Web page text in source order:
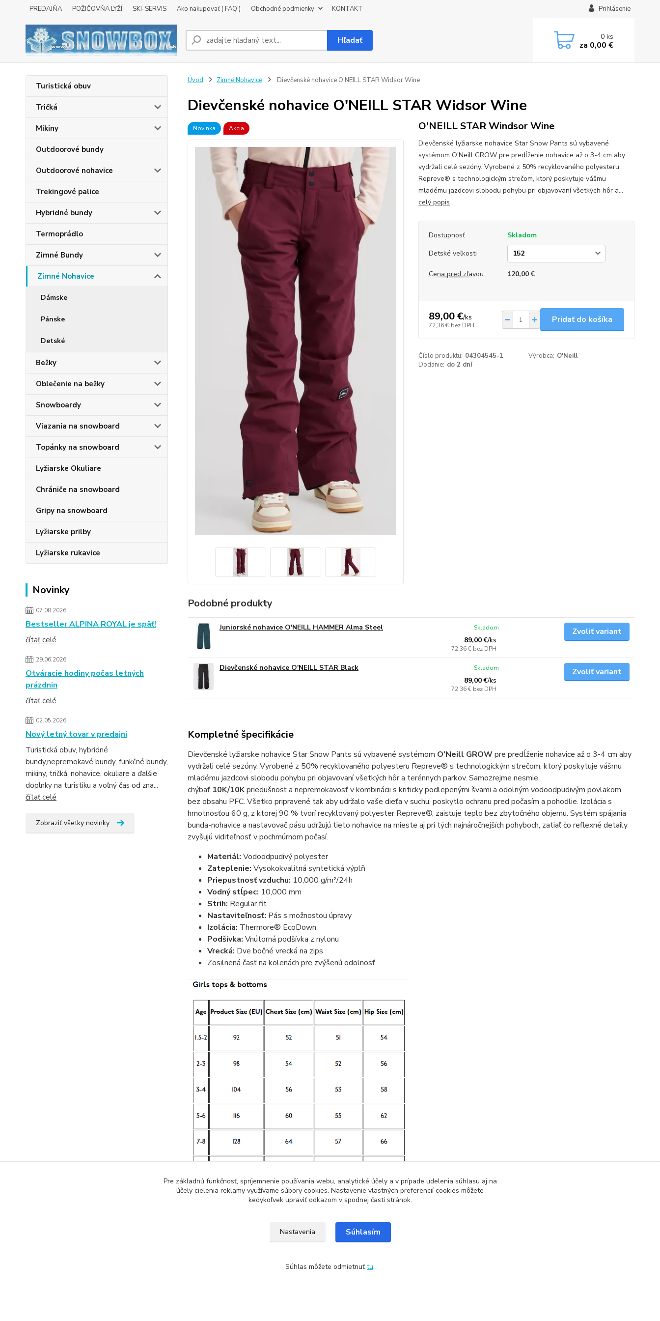
PREDAJŇA POŽIČOVŇA LYŽÍ SKI-SERVIS Ako nakupovať ( FAQ ) Obchodné podmienky KONTAKT Prihlásenie
Hľadať 0ks
za 0,00 €
Turistická obuv
Tričká
Mikiny
Outdoorové bundy
Outdoorové nohavice
Trekingové palice
Hybridné bundy
Termoprádlo
Zimné Bundy
Zimné Nohavice
Dámske
Pánske
Detské
Bežky
Oblečenie na bežky
Snowboardy
Viazania na snowboard
Topánky na snowboard
Lyžiarske Okuliare
Chrániče na snowboard
Gripy na snowboard
Lyžiarske prilby
Lyžiarske rukavice
Novinky
07.08.2026
Bestseller ALPINA ROYAL je späť!
čítať celé
29.06.2026
Otváracie hodiny počas letných
prázdnin
čítať celé
02.05.2026
Nový letný tovar v predajni
Turistická obuv, hybridné
bundy,nepremokavé bundy, funkčné bundy,
mikiny, tričká, nohavice, okuliare a ďalšie
doplnky na turistiku a voľný čas od zna...
čítať celé
Zobraziť všetky novinky
Úvod Zimné Nohavice Dievčenské nohavice O'NEILL STAR Widsor Wine
Dievčenské nohavice O'NEILL STAR Widsor Wine
Novinka Akcia O'NEILL STAR Windsor Wine
Dievčenské lyžiarske nohavice Star Snow Pants sú vybavené
systémom O'Neill GROW pre predĺženie nohavice až o 3-4 cm aby
vydržali celé sezóny. Vyrobené z 50% recyklovaného polyesteru
Repreve® s technologickým strečom, ktorý poskytuje vášmu
mladému jazdcovi slobodu pohybu pri objavovaní všetkých hôr a...
celý popis
Dostupnosť
Skladom
Detské veľkosti
Cena pred zľavou 120,00 €
89,00 €/ks
72,36 € bez DPH
Pridať do košíka
Číslo produktu: 04304545-1 Výrobca: O'Neill
Dodanie: do 2 dní
Podobné produkty
Juniorské nohavice O'NEILL HAMMER Alma Steel
89,00 €/ks
72,36 € bez DPH
Skladom Zvoliť variant
Dievčenské nohavice O'NEILL STAR Black
89,00 €/ks
72,36 € bez DPH
Skladom Zvoliť variant
Kompletné špecifikácie
Dievčenské lyžiarske nohavice Star Snow Pants sú vybavené systémom O'Neill GROWpre predĺženie nohavice až o 3-4 cm aby
vydržali celé sezóny. Vyrobené z 50% recyklovaného polyesteru Repreve® s technologickým strečom, ktorý poskytuje vášmu
mladému jazdcovi slobodu pohybu pri objavovaní všetkých hôr a terénnych parkov. Samozrejme nesmie
chýbať10K/10Kpriedušnosť a nepremokavosť v kombinácii s kriticky podlepenými švami a odolným vodoodpudivým povlakom
bez obsahu PFC. Všetko pripravené tak aby udržalo vaše dieťa v suchu, poskytlo ochranu pred počasím a pohodlie. Izolácia s
hmotnosťou 60 g, z ktorej 90 % tvorí recyklovaný polyester Repreve®, zaisťuje teplo bez zbytočného objemu. Systém spájania
bunda-nohavice a nastavovač pásu udržujú tieto nohavice na mieste aj pri tých najnáročnejších pohyboch, zatiaľ čo reflexné detaily
zvyšujú viditeľnosť v pochmúrnom počasí.
Materiál: Vodoodpudivý polyester
Zateplenie: Vysokokvalitná syntetická výplň
Priepustnosť vzduchu: 10,000 g/m²/24h
Vodný stĺpec: 10,000 mm
Strih: Regular fit
Nastaviteľnosť: Pás s možnosťou úpravy
Izolácia: Thermore® EcoDown
Podšívka: Vnútorná podšívka z nylonu
Vrecká: Dve bočné vrecká na zips
Zosilnená časť na kolenách pre zvýšenú odolnosť
Pre základnú funkčnosť, spríjemnenie používania webu, analytické účely a v prípade udelenia súhlasu aj na
účely cielenia reklamy využívame súbory cookies. Nastavenie vlastných preferencií cookies môžete
kedykoľvek upraviť odkazom v spodnej časti stránok.
Nastavenia Súhlasím
Súhlas môžete odmietnuť tu.